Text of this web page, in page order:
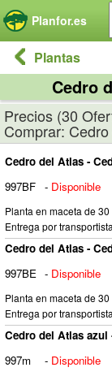
Planfor.es
Plantas
Cedro
Precios (30
Comprar:
Cedro del Atlas -
997BF - Disponible
Planta en maceta de
Entrega por
Cedro del Atlas -
997BE - Disponible
Planta en maceta de
Entrega por
Cedro del Atlas azul
997m
- Disponible
Panel de gestión de